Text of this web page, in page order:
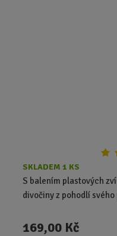
SKLADEM 1 KS
S balením plastových
divočiny z pohodlí svého
169,00 Kč